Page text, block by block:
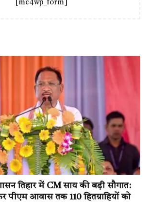
[mc4wp_form]
तिहार में CM साय की बड़ी सौगात:
पीएम आवास तक 110 हितग्राहियों को